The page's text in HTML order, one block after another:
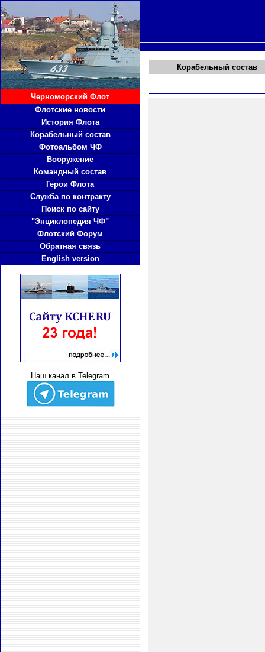
Черноморский Флот
Флотские новости
История Флота
Корабельный состав
Фотоальбом ЧФ
Вооружение
Командный состав
Герои Флота
Служба по контракту
Поиск по сайту
"Энциклопедия ЧФ"
Флотский Форум
Обратная связь
English version
Наш канал в Telegram
Корабельный состав